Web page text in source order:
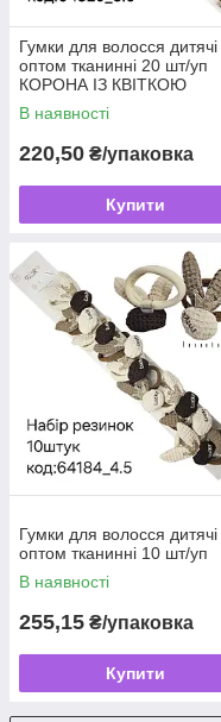
Гумки для волосся дитячі
оптом тканинні 20 шт/уп
КОРОНА ІЗ КВІТКОЮ
В наявності
220,50 ₴/упаковка
Купити
Гумки для волосся дитячі
оптом тканинні 10 шт/уп
В наявності
255,15 ₴/упаковка
Купити